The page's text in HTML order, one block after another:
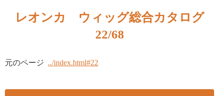
レオンカ ウィッグ総合カタログ
22/68
元のページ ../index.html#22